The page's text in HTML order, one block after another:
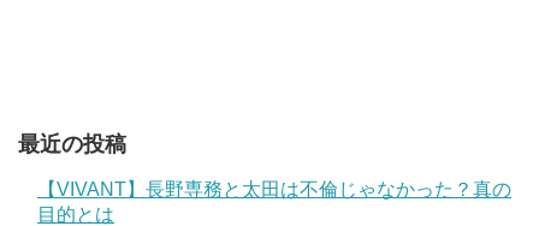
最近の投稿
【VIVANT】長野専務と太田は不倫じゃなかった？真の
目的とは